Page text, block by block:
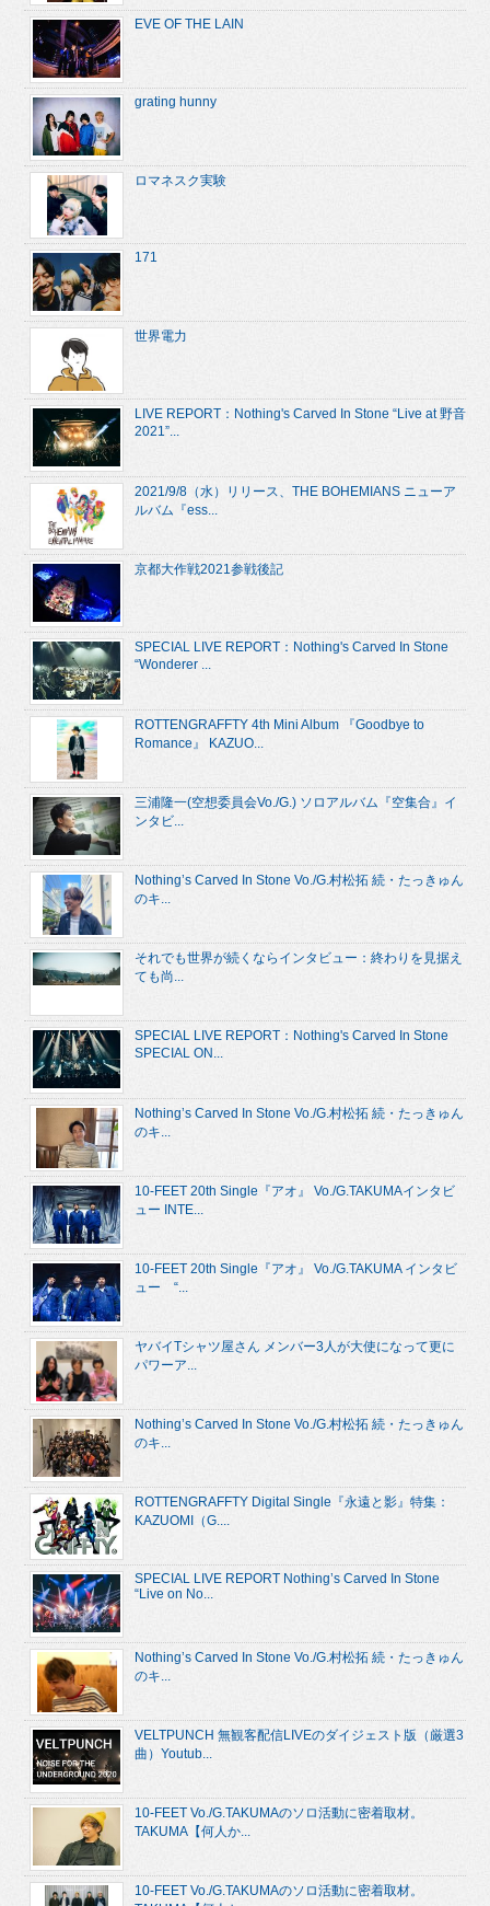
EVE OF THE LAIN
grating hunny
ロマネスク実験
171
世界電力
LIVE REPORT：Nothing's Carved In Stone “Live at 野音
2021”...
2021/9/8（水）リリース、THE BOHEMIANS ニューア
ルバム『ess...
京都大作戦2021参戦後記
SPECIAL LIVE REPORT：Nothing's Carved In Stone
“Wonderer ...
ROTTENGRAFFTY 4th Mini Album 『Goodbye to
Romance』 KAZUO...
三浦隆一(空想委員会Vo./G.) ソロアルバム『空集合』イ
ンタビ...
Nothing’s Carved In Stone Vo./G.村松拓 続・たっきゅん
のキ...
それでも世界が続くならインタビュー：終わりを見据え
ても尚...
SPECIAL LIVE REPORT：Nothing's Carved In Stone
SPECIAL ON...
Nothing’s Carved In Stone Vo./G.村松拓 続・たっきゅん
のキ...
10-FEET 20th Single『アオ』 Vo./G.TAKUMAインタビ
ュー INTE...
10-FEET 20th Single『アオ』 Vo./G.TAKUMA インタビ
ュー “...
ヤバイTシャツ屋さん メンバー3人が大使になって更に
パワーア...
Nothing’s Carved In Stone Vo./G.村松拓 続・たっきゅん
のキ...
ROTTENGRAFFTY Digital Single『永遠と影』特集：
KAZUOMI（G....
SPECIAL LIVE REPORT Nothing’s Carved In Stone
“Live on No...
Nothing’s Carved In Stone Vo./G.村松拓 続・たっきゅん
のキ...
VELTPUNCH 無観客配信LIVEのダイジェスト版（厳選3
曲）Youtub...
10-FEET Vo./G.TAKUMAのソロ活動に密着取材。
TAKUMA【何人か...
10-FEET Vo./G.TAKUMAのソロ活動に密着取材。